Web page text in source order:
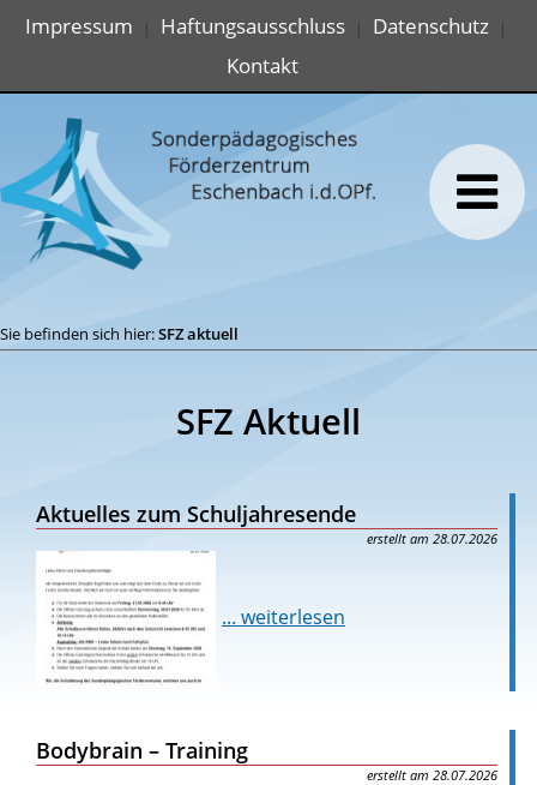
Impressum | Haftungsausschluss | Datenschutz |
Kontakt
Sie befinden sich hier:SFZ aktuell
SFZ Aktuell
Aktuelles zum Schuljahresende
28.07.2026
... weiterlesen
Bodybrain – Training
28.07.2026